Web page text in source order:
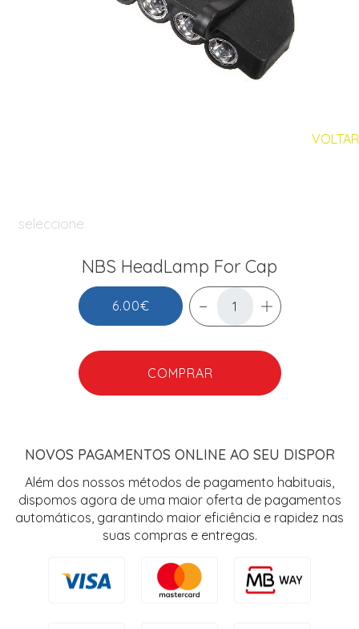
VOLTAR
seleccione
NBS HeadLamp For Cap
6.00€
COMPRAR
NOVOS PAGAMENTOS ONLINE AO SEU DISPOR
Além dos nossos métodos de pagamento habituais,
dispomos agora de uma maior oferta de pagamentos
automáticos, garantindo maior eficiência e rapidez nas
suas compras e entregas.